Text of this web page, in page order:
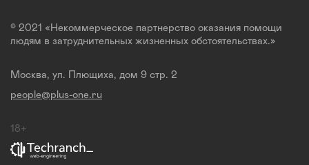
© 2021 «Некоммерческое партнерство оказания помощи
людям в затруднительных жизненных обстоятельствах.»
Москва, ул. Плющиха, дом 9 стр. 2
people@plus-one.ru
18+